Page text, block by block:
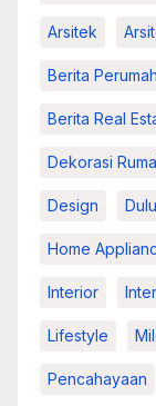
Arsitek
Berita
Berita Real
Dekorasi
Design
Home
Interior
Lifestyle
Pencahayaan